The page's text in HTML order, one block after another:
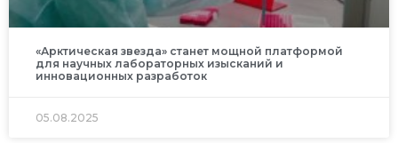
«Арктическая звезда» станет мощной платформой
для научных лабораторных изысканий и
инновационных разработок
05.08.2025